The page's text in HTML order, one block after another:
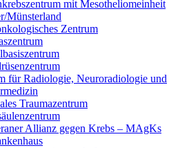
mit Mesotheliomeinheit
Münsterland
Zentrum
für Radiologie, Neuroradiologie und
Traumazentrum
Allianz gegen Krebs – MAgKs